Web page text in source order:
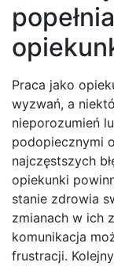
Praca jako
wyzwań, a
nieporozumień
podopiecznymi
najczęstszych
opiekunki
stanie zdrowia
zmianach w ich
komunikacja
frustracji.